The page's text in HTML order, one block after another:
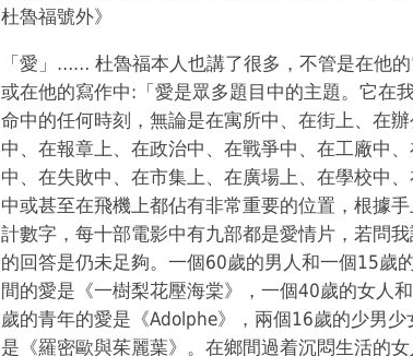
杜魯福號外》
「愛」…… 杜魯福本人也講了很多，不管是在他
或在他的寫作中:「愛是眾多題目中的主題。它在
命中的任何時刻，無論是在寓所中、在街上、在辦
中、在報章上、在政治中、在戰爭中、在工廠中、
中、在失敗中、在市集上、在廣場上、在學校中
中或甚至在飛機上都佔有非常重要的位置，根據
計數字，每十部電影中有九部都是愛情片，若問
的回答是仍未足夠。一個60歲的男人和一個15歲
間的愛是《一樹梨花壓海棠》，一個40歲的女人
歲的青年的愛是《Adolphe》，兩個16歲的少男少
是《羅密歐與茱麗葉》。在鄉間過着沉悶生活的